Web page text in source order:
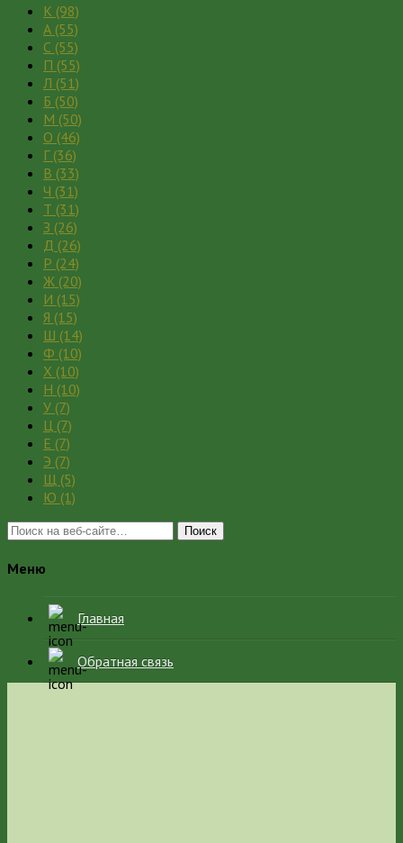
К (98)
А (55)
С (55)
П (55)
Л (51)
Б (50)
М (50)
О (46)
Г (36)
В (33)
Ч (31)
Т (31)
З (26)
Д (26)
Р (24)
Ж (20)
И (15)
Я (15)
Ш (14)
Ф (10)
Х (10)
Н (10)
У (7)
Ц (7)
Е (7)
Э (7)
Щ (5)
Ю (1)
Поиск
Меню
Главная
Обратная связь